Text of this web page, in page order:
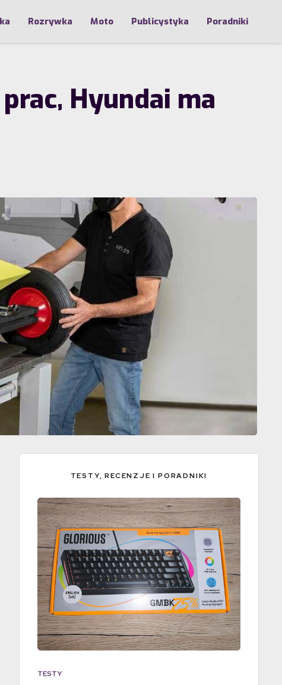
Rozrywka Moto Publicystyka Poradniki
Hyundai ma
TESTY, RECENZJE I PORADNIKI
TESTY